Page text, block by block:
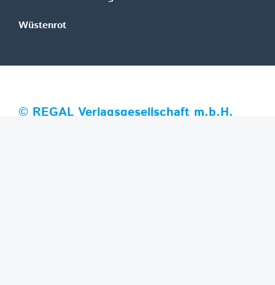
Wüstenrot
© REGAL Verlagsgesellschaft m.b.H.